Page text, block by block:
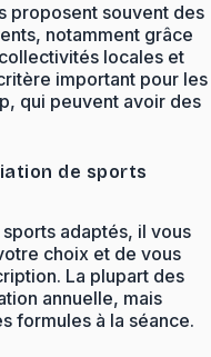
proposent souvent des
notamment grâce
locales et
important pour les
qui peuvent avoir des
de sports
adaptés, il vous
choix et de vous
La plupart des
annuelle, mais
formules à la séance.